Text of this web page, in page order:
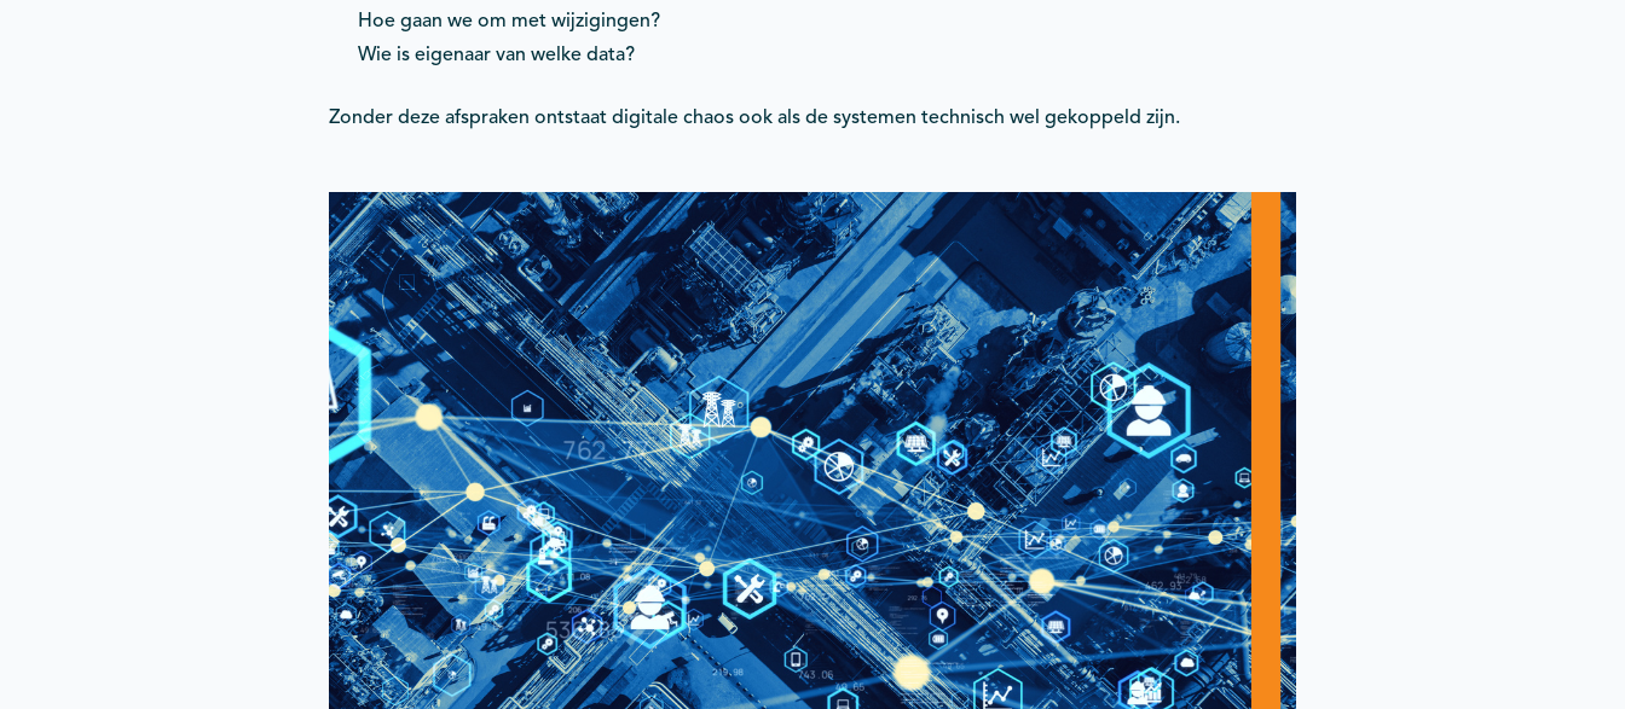
Hoe gaan we om met wijzigingen?
Wie is eigenaar van welke data?
Zonder deze afspraken ontstaat digitale chaos ook als de systemen technisch wel gekoppeld zijn.